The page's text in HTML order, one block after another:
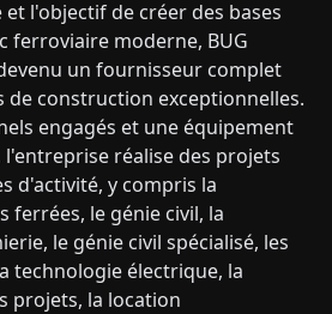
l'objectif de créer des bases
ferroviaire moderne, BUG
un fournisseur complet
construction exceptionnelles.
engagés et une équipement
réalise des projets
d'activité, y compris la
ferrées, le génie civil, la
le génie civil spécialisé, les
technologie électrique, la
projets, la location